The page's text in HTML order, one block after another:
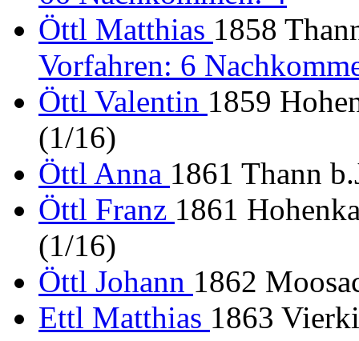
Öttl Matthias 1858
Vorfahren: 6
Öttl Valentin 1859
(1/16)
Öttl Anna 1861 Thann
Öttl Franz 1861
(1/16)
Öttl Johann 1862
Ettl Matthias 1863